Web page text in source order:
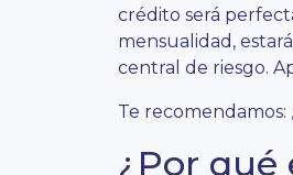
crédito será
mensualidad,
central de riesgo.
Te recomendamos:
¿Por